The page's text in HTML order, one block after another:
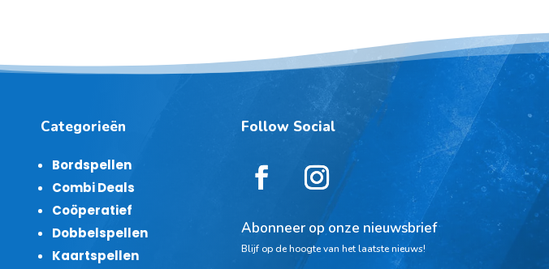
Categorieën
Bordspellen
Combi Deals
Coöperatief
Dobbelspellen
Kaartspellen
Follow Social
Abonneer op onze nieuwsbrief
Blijf op de hoogte van het laatste nieuws!